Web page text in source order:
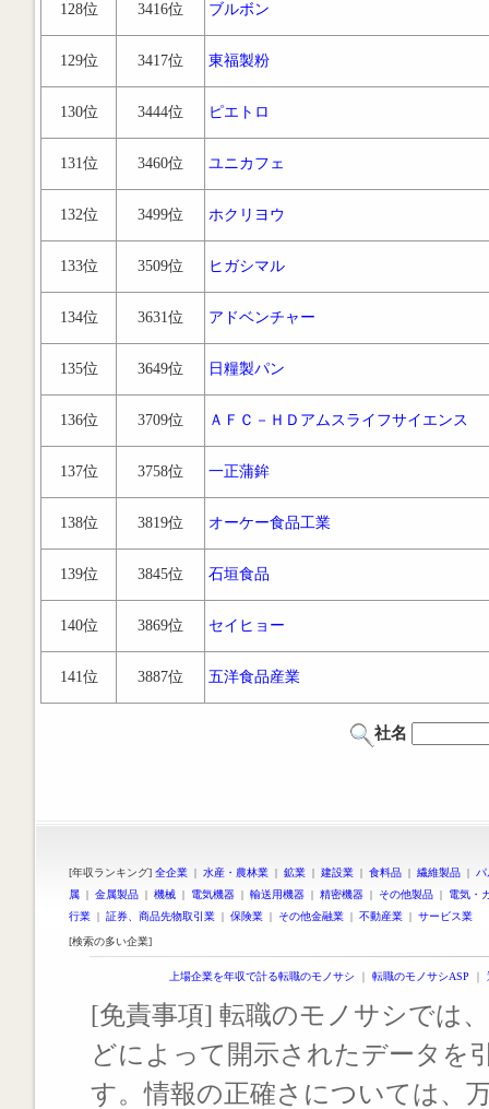
128位 3416位 ブルボン
129位 3417位 東福製粉
130位 3444位 ピエトロ
131位 3460位 ユニカフェ
132位 3499位 ホクリヨウ
133位 3509位 ヒガシマル
134位 3631位 アドベンチャー
135位 3649位 日糧製パン
136位 3709位 ＡＦＣ－ＨＤアムスライフサイエンス
137位 3758位 一正蒲鉾
138位 3819位 オーケー食品工業
139位 3845位 石垣食品
140位 3869位 セイヒョー
141位 3887位 五洋食品産業
社名
[年収ランキング] 全企業 | 水産・農林業 | 鉱業 | 建設業 | 食料品 | 繊維製品 |
属 | 金属製品 | 機械 | 電気機器 | 輸送用機器 | 精密機器 | その他製品 | 電気・
行業 | 証券、商品先物取引業 | 保険業 | その他金融業 | 不動産業 | サービス業
[検索の多い企業]
上場企業を年収で計る転職のモノサシ ｜ 転職のモノサシASP ｜
[免責事項] 転職のモノサシでは
どによって開示されたデータを
す。情報の正確さについては、